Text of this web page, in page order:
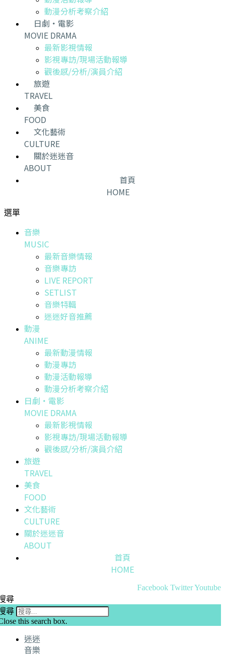
動漫分析考察介紹
日劇・電影
MOVIE DRAMA
最新影視情報
影視專訪/現場活動報導
觀後感/分析/演員介紹
旅遊
TRAVEL
美食
FOOD
文化藝術
CULTURE
關於迷迷音
ABOUT
首頁
HOME
選單
音樂
MUSIC
最新音樂情報
音樂專訪
LIVE REPORT
SETLIST
音樂特輯
迷迷好音推薦
動漫
ANIME
最新動漫情報
動漫專訪
動漫活動報導
動漫分析考察介紹
日劇・電影
MOVIE DRAMA
最新影視情報
影視專訪/現場活動報導
觀後感/分析/演員介紹
旅遊
TRAVEL
美食
FOOD
文化藝術
CULTURE
關於迷迷音
ABOUT
首頁
HOME
Facebook TwitterYoutube
尋
尋
this search box.
迷迷
音樂